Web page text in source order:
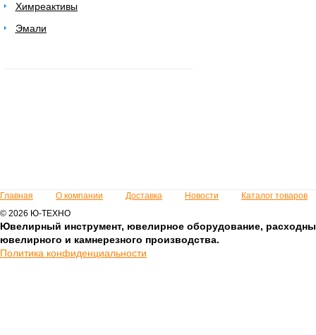
Химреактивы
Эмали
Главная О компании Доставка Новости
Каталог товаров
© 2026 Ю-ТЕХНО
Ювелирный инструмент, ювелирное оборудование,
ювелирного и камнерезного производства.
Политика конфиденциальности